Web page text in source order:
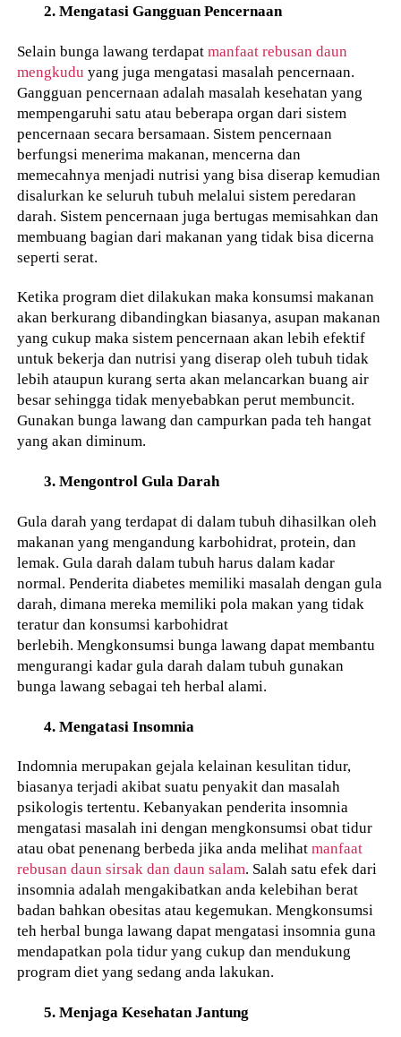
2. Mengatasi Gangguan Pencernaan
Selain bunga lawang terdapatmanfaat rebusan daun
mengkudu yang juga mengatasi masalah pencernaan.
Gangguan pencernaan adalah masalah kesehatan yang
mempengaruhi satu atau beberapa organ dari sistem
pencernaan secara bersamaan. Sistem pencernaan
berfungsi menerima makanan, mencerna dan
memecahnya menjadi nutrisi yang bisa diserap kemudian
disalurkan ke seluruh tubuh melalui sistem peredaran
darah. Sistem pencernaan juga bertugas memisahkan dan
membuang bagian dari makanan yang tidak bisa dicerna
seperti serat.
Ketika program diet dilakukan maka konsumsi makanan
akan berkurang dibandingkan biasanya, asupan makanan
yang cukup maka sistem pencernaan akan lebih efektif
untuk bekerja dan nutrisi yang diserap oleh tubuh tidak
lebih ataupun kurang serta akan melancarkan buang air
besar sehingga tidak menyebabkan perut membuncit.
Gunakan bunga lawang dan campurkan pada teh hangat
yang akan diminum.
3. Mengontrol Gula Darah
Gula darah yang terdapat di dalam tubuh dihasilkan oleh
makanan yang mengandung karbohidrat, protein, dan
lemak. Gula darah dalam tubuh harus dalam kadar
normal. Penderita diabetes memiliki masalah dengan gula
darah, dimana mereka memiliki pola makan yang tidak
teratur dan konsumsi karbohidrat
berlebih. Mengkonsumsi bunga lawang dapat membantu
mengurangi kadar gula darah dalam tubuh gunakan
bunga lawang sebagai teh herbal alami.
4. Mengatasi Insomnia
Indomnia merupakan gejala kelainan kesulitan tidur,
biasanya terjadi akibat suatu penyakit dan masalah
psikologis tertentu. Kebanyakan penderita insomnia
mengatasi masalah ini dengan mengkonsumsi obat tidur
atau obat penenang berbeda jika anda melihatmanfaat
rebusan daun sirsak dan daun salam. Salah satu efek dari
insomnia adalah mengakibatkan anda kelebihan berat
badan bahkan obesitas atau kegemukan. Mengkonsumsi
teh herbal bunga lawang dapat mengatasi insomnia guna
mendapatkan pola tidur yang cukup dan mendukung
program diet yang sedang anda lakukan.
5. Menjaga Kesehatan Jantung